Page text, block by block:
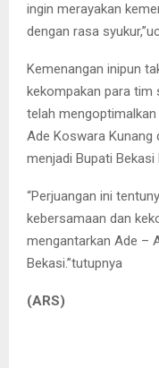
ingin merayakan
dengan rasa
Kemenangan inipun
kekompakan para tim
telah
Ade Koswara Kunang
menjadi Bupati
“Perjuangan ini
kebersamaan dan
mengantarkan Ade –
Bekasi.”tutupnya
(ARS)